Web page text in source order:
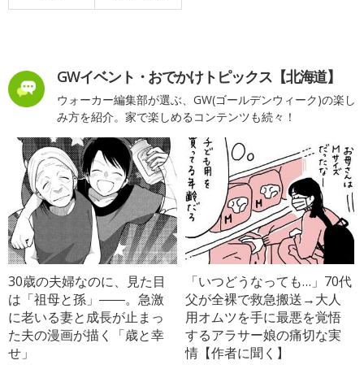
GWイベント・おでかけトピックス【北海道】
ウォーカー編集部が選ぶ、GW(ゴールデンウィーク)の楽し
み方を紹介。家で楽しめるコンテンツも続々！
30歳の夫婦なのに、見た目
は「祖母と孫」――。急激
に老いる妻と成長が止まっ
た夫の漫画が描く「歳と幸
せ」
「いつどうなっても…」70代
父が全裸で救急搬送→大人
用オムツを手に最悪を覚悟
するアラサー娘の痛切な実
情【作者に聞く】